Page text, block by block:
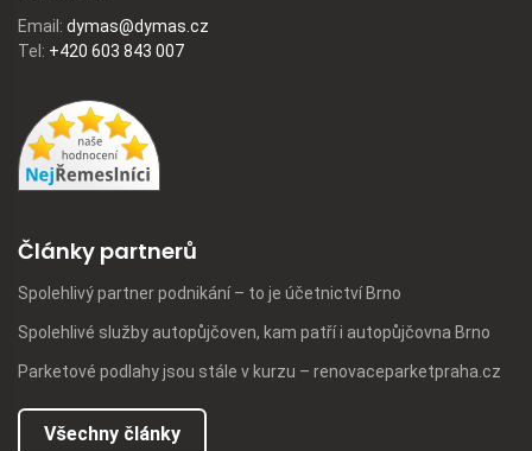
Email: dymas@dymas.cz
Tel: +420 603 843 007
Články partnerů
Spolehlivý partner podnikání – to je účetnictví Brno
Spolehlivé služby autopůjčoven, kam patří i autopůjčovna Brno
Parketové podlahy jsou stále v kurzu – renovaceparketpraha.cz
Všechny články